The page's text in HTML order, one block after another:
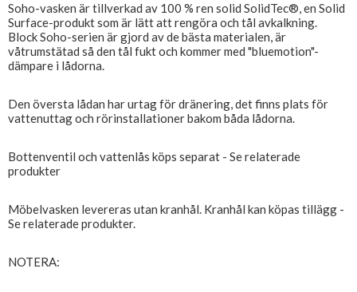
Soho-vasken är tillverkad av 100 % ren solid SolidTec®, en Solid
Surface-produkt som är lätt att rengöra och tål avkalkning.
Block Soho-serien är gjord av de bästa materialen, är
våtrumstätad så den tål fukt och kommer med "bluemotion"-
dämpare i lådorna.
Den översta lådan har urtag för dränering, det finns plats för
vattenuttag och rörinstallationer bakom båda lådorna.
Bottenventil och vattenlås köps separat - Se relaterade
produkter
Möbelvasken levereras utan kranhål. Kranhål kan köpas tillägg -
Se relaterade produkter.
NOTERA: